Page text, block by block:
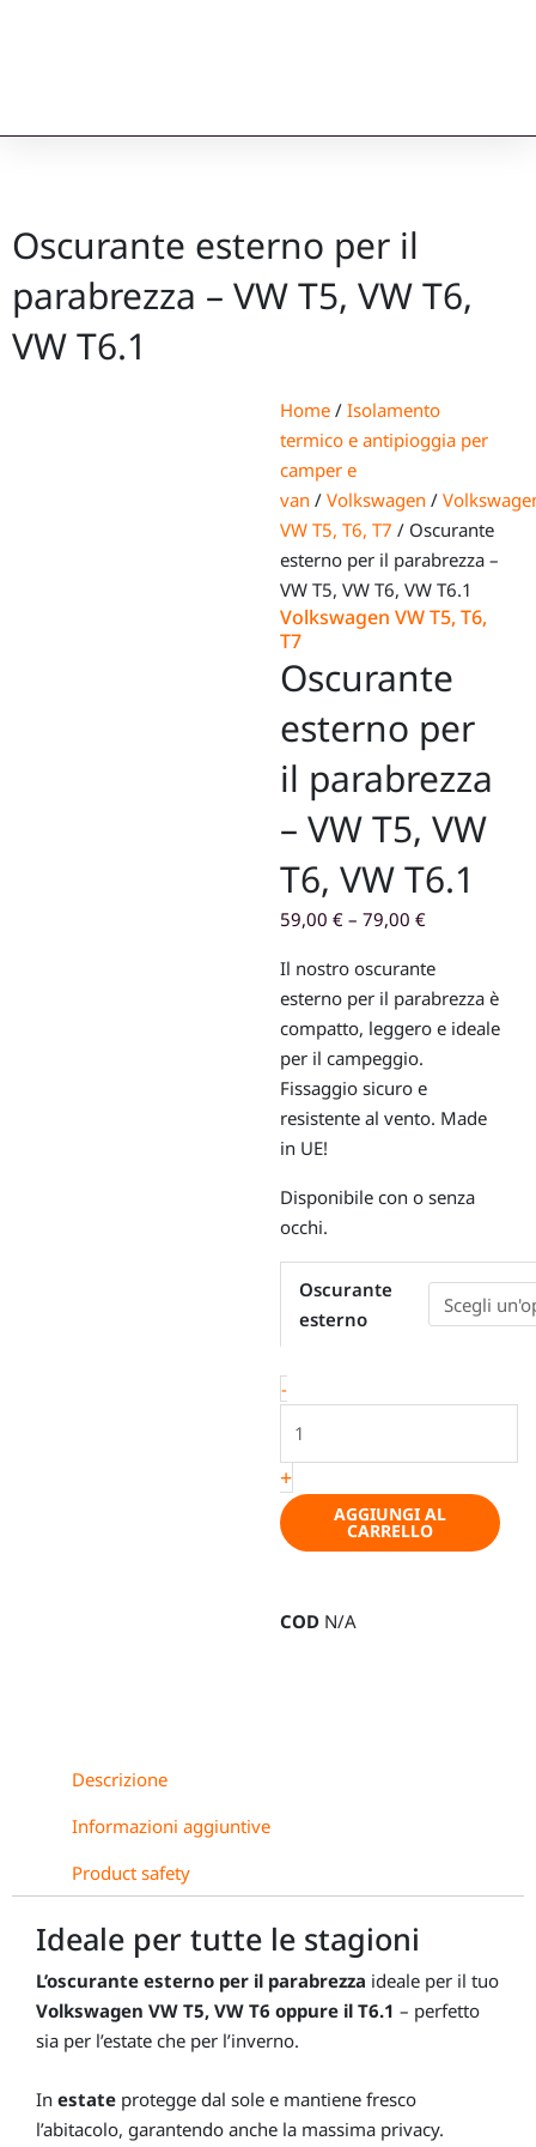
Oscurante esterno per il
parabrezza – VW T5, VW T6,
VW T6.1
Home / Isolamento
termico e antipioggia per
camper e
van / Volkswagen /
VW T5, T6, T7 / Oscurante
esterno per il parabrezza –
VW T5, VW T6, VW T6.1
Volkswagen VW T5, T6,
T7
Oscurante
esterno per
il parabrezza
– VW T5, VW
T6, VW T6.1
59,00 € – 79,00 €
Il nostro oscurante
esterno per il parabrezza è
compatto, leggero e ideale
per il campeggio.
Fissaggio sicuro e
resistente al vento. Made
in UE!
Disponibile con o senza
occhi.
Oscurante
esterno
-
esterno
per
parabrezza
T5,
T6,
quantità
+
AGGIUNGI AL
CARRELLO
COD N/A
Descrizione
Informazioni aggiuntive
Product safety
Ideale per tutte le stagioni
L’oscurante esterno per il parabrezza ideale per il tuo
Volkswagen VW T5, VW T6 oppure il T6.1 – perfetto
sia per l’estate che per l’inverno.
In estate protegge dal sole e mantiene fresco
l’abitacolo, garantendo anche la massima privacy.